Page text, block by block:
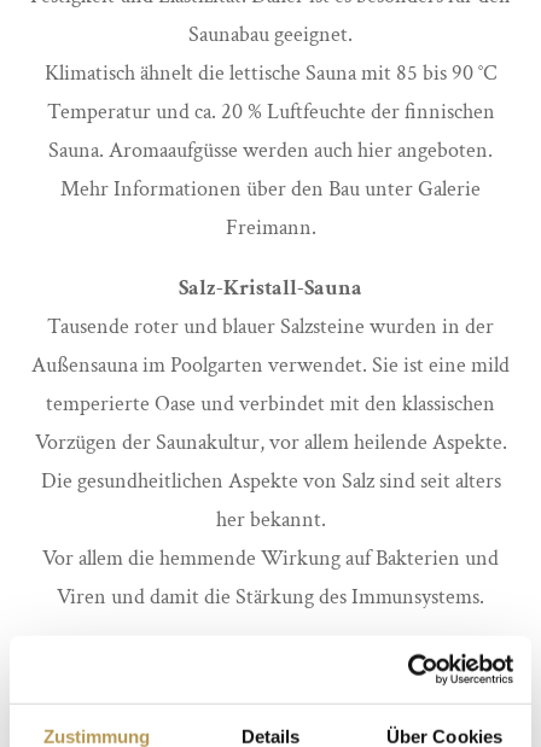
Zustimmung Details Über Cookies
Saunabau geeignet.
Klimatisch ähnelt die lettische Sauna mit 85 bis 90 °C
Temperatur und ca. 20 % Luftfeuchte der finnischen
Sauna. Aromaaufgüsse werden auch hier angeboten.
Mehr Informationen über den Bau unter Galerie
Freimann.
Salz-Kristall-Sauna
Tausende roter und blauer Salzsteine wurden in der
Außensauna im Poolgarten verwendet. Sie ist eine mild
temperierte Oase und verbindet mit den klassischen
Vorzügen der Saunakultur, vor allem heilende Aspekte.
Die gesundheitlichen Aspekte von Salz sind seit alters
her bekannt.
Vor allem die hemmende Wirkung auf Bakterien und
Viren und damit die Stärkung des Immunsystems.
beträgt zwischen 70 und 90 °C. Die Luftfeuchtigkeit ist